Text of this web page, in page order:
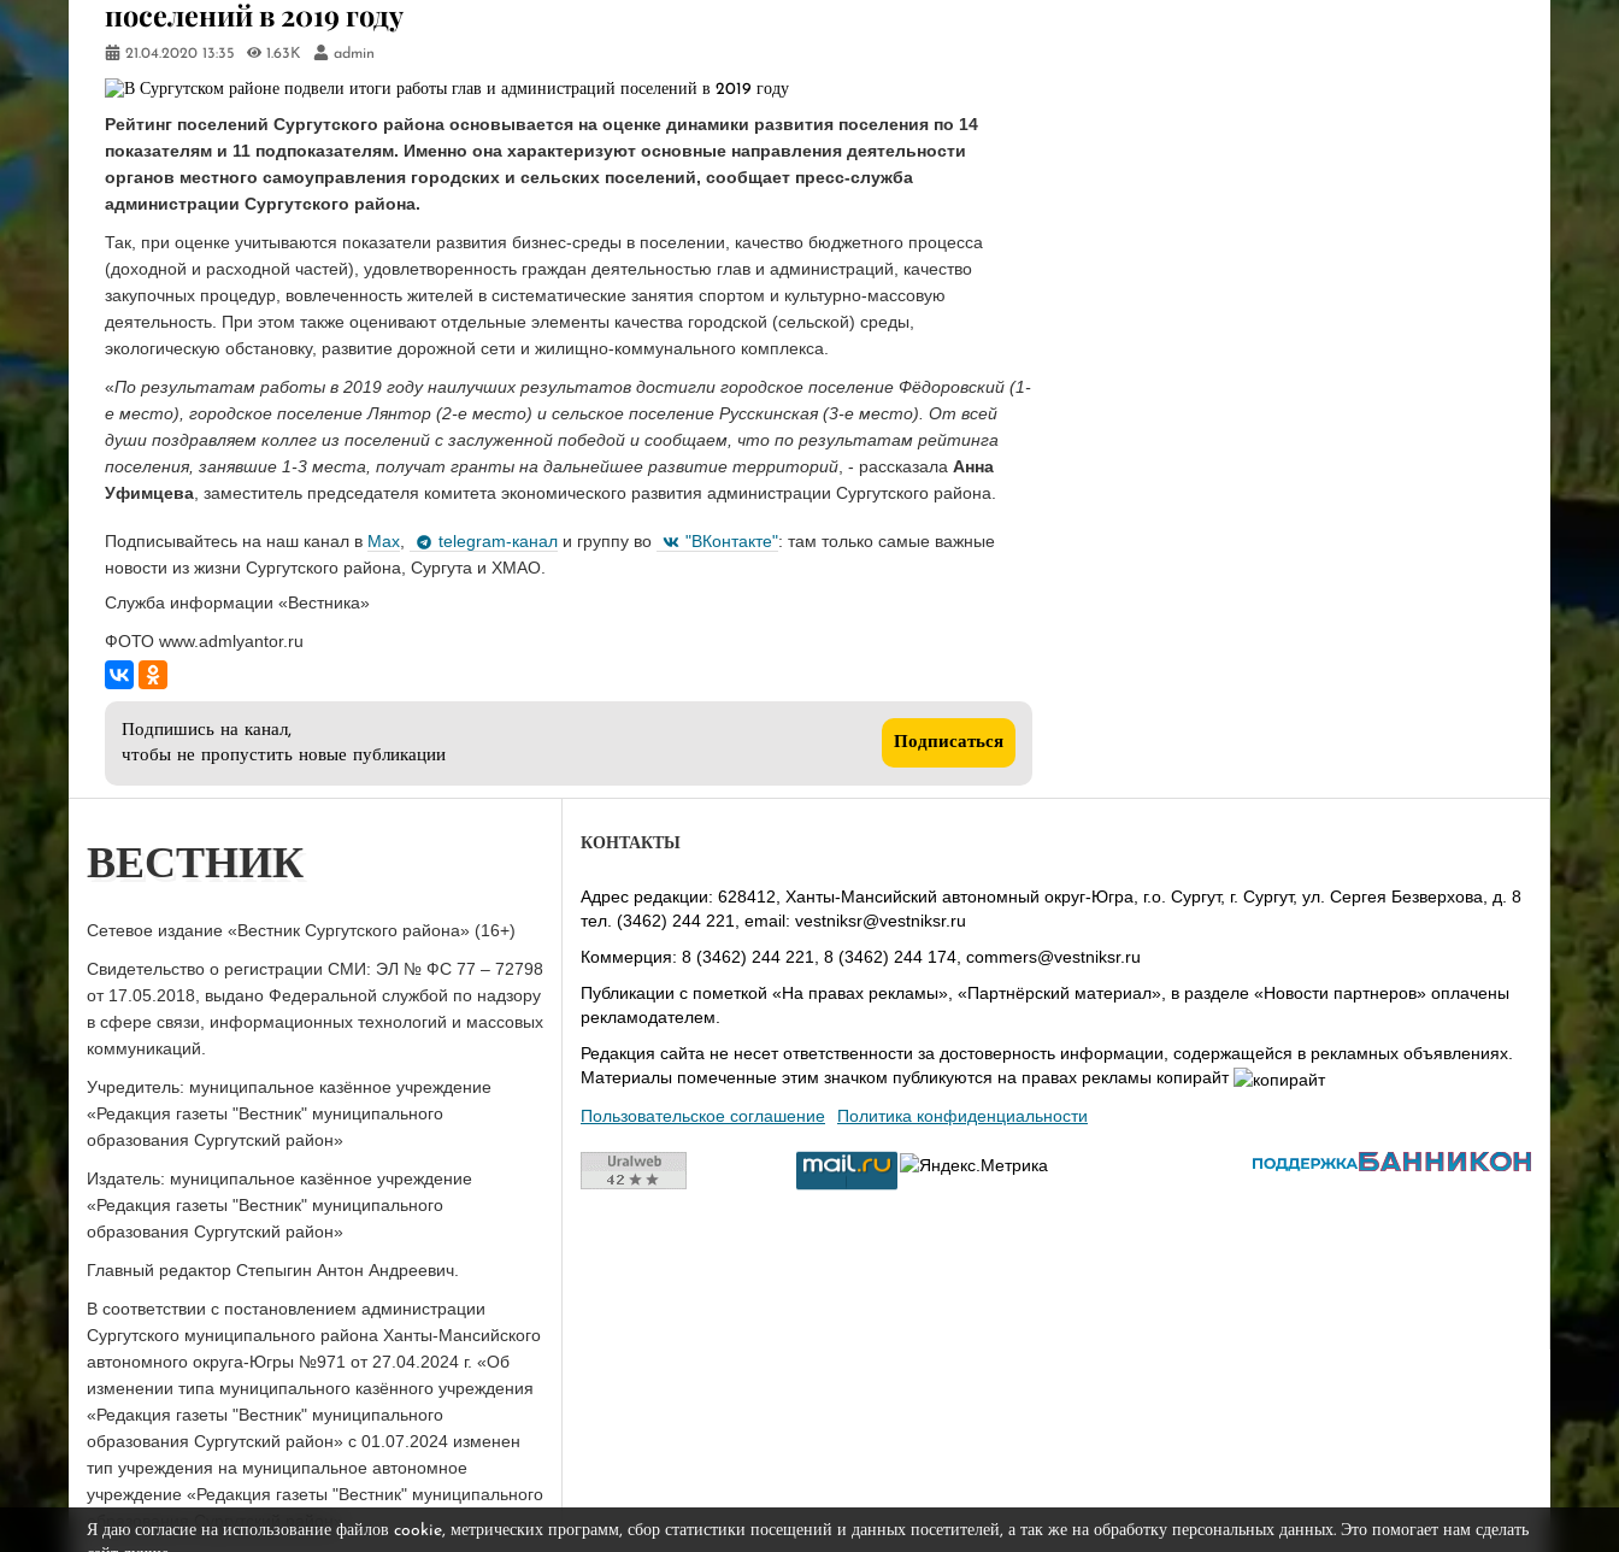
поселений в 2019 году
21.04.2020 13:35 1.63K admin
Рейтинг поселений Сургутского района основывается на оценке динамики развития поселения по 14
показателям и 11 подпоказателям. Именно она характеризуют основные направления деятельности
органов местного самоуправления городских и сельских поселений, сообщает пресс-служба
администрации Сургутского района.
Так, при оценке учитываются показатели развития бизнес-среды в поселении, качество бюджетного процесса
(доходной и расходной частей), удовлетворенность граждан деятельностью глав и администраций, качество
закупочных процедур, вовлеченность жителей в систематические занятия спортом и культурно-массовую
деятельность. При этом также оценивают отдельные элементы качества городской (сельской) среды,
экологическую обстановку, развитие дорожной сети и жилищно-коммунального комплекса.
«По результатам работы в 2019 году наилучших результатов достигли городское поселение Фёдоровский (1-
е место), городское поселение Лянтор (2-е место) и сельское поселение Русскинская (3-е место). От всей
души поздравляем коллег из поселений с заслуженной победой и сообщаем, что по результатам рейтинга
поселения, занявшие 1-3 места, получат гранты на дальнейшее развитие территорий , - рассказала Анна
Уфимцева , заместитель председателя комитета экономического развития администрации Сургутского района.
Подписывайтесь на наш канал в Max telegram-канал и группу во "ВКонтакте": там только самые важные
новости из жизни Сургутского района, Сургута и ХМАО.
Служба информации «Вестника»
ФОТО www.admlyantor.ru
Подпишись на канал,
чтобы не пропустить новые публикации
Подписаться
ВЕСТНИК
Сетевое издание «Вестник Сургутского района» (16+)
Свидетельство о регистрации СМИ: ЭЛ № ФС 77 – 72798
от 17.05.2018, выдано Федеральной службой по надзору
в сфере связи, информационных технологий и массовых
коммуникаций.
Учредитель: муниципальное казённое учреждение
«Редакция газеты "Вестник" муниципального
образования Сургутский район»
Издатель: муниципальное казённое учреждение
«Редакция газеты "Вестник" муниципального
образования Сургутский район»
Главный редактор Степыгин Антон Андреевич.
В соответствии с постановлением администрации
Сургутского муниципального района Ханты-Мансийского
автономного округа-Югры №971 от 27.04.2024 г. «Об
изменении типа муниципального казённого учреждения
«Редакция газеты "Вестник" муниципального
образования Сургутский район» с 01.07.2024 изменен
тип учреждения на муниципальное автономное
учреждение «Редакция газеты "Вестник" муниципального
образования Сургутский район»
КОНТАКТЫ
Адрес редакции: 628412, Ханты-Мансийский автономный округ-Югра, г.о. Сургут, г. Сургут, ул. Сергея Безверхова, д. 8
тел. (3462) 244 221, email: vestniksr@vestniksr.ru
Коммерция: 8 (3462) 244 221, 8 (3462) 244 174, commers@vestniksr.ru
Публикации с пометкой «На правах рекламы», «Партнёрский материал», в разделе «Новости партнеров» оплачены
рекламодателем.
Редакция сайта не несет ответственности за достоверность информации, содержащейся в рекламных объявлениях.
Материалы помеченные этим значком публикуются на правах рекламы копирайт
Пользовательское соглашение
Политика конфиденциальности
Я даю согласие на использование файлов cookie, метрических программ, сбор статистики посещений и данных посетителей, а так же на обработку персональных данных. Это помогает нам сделать